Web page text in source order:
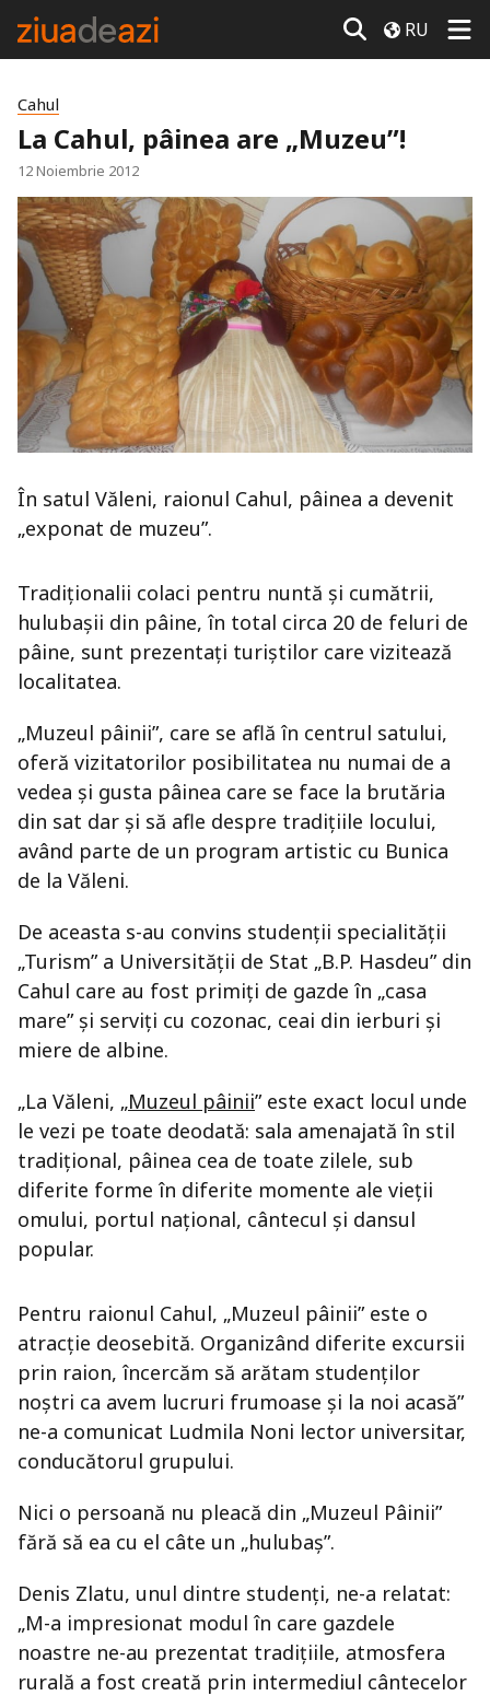
RU
Cahul
La Cahul, pâinea are „Muzeu”!
12 Noiembrie 2012
În satul Văleni, raionul Cahul, pâinea a devenit
„exponat de muzeu”.
Tradiţionalii colaci pentru nuntă şi cumătrii,
hulubaşii din pâine, în total circa 20 de feluri de
pâine, sunt prezentaţi turiştilor care vizitează
localitatea.
„Muzeul pâinii”, care se află în centrul satului,
oferă vizitatorilor posibilitatea nu numai de a
vedea şi gusta pâinea care se face la brutăria
din sat dar şi să afle despre tradiţiile locului,
având parte de un program artistic cu Bunica
de la Văleni.
De aceasta s-au convins studenţii specialităţii
„Turism” a Universităţii de Stat „B.P. Hasdeu” din
Cahul care au fost primiţi de gazde în „casa
mare” şi serviţi cu cozonac, ceai din ierburi şi
miere de albine.
„La Văleni, „Muzeul pâinii” este exact locul unde
le vezi pe toate deodată: sala amenajată în stil
tradiţional, pâinea cea de toate zilele, sub
diferite forme în diferite momente ale vieţii
omului, portul naţional, cântecul şi dansul
popular.
Pentru raionul Cahul, „Muzeul pâinii” este o
atracţie deosebită. Organizând diferite excursii
prin raion, încercăm să arătam studenţilor
noştri ca avem lucruri frumoase şi la noi acasă”
ne-a comunicat Ludmila Noni lector universitar,
conducătorul grupului.
Nici o persoană nu pleacă din „Muzeul Pâinii”
fără să ea cu el câte un „hulubaş”.
Denis Zlatu, unul dintre studenţi, ne-a relatat:
„M-a impresionat modul în care gazdele
noastre ne-au prezentat tradițiile, atmosfera
rurală a fost creată prin intermediul cântecelor